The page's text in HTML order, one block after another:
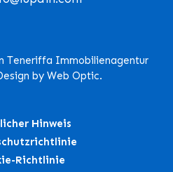
Teneriffa Immobilienagentur
by Web Optic.
Hinweis
Richtlinie